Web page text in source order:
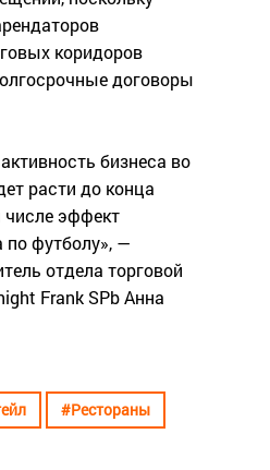
коридоров
договоры
бизнеса во
расти до конца
числе эффект
футболу», —
отдела торговой
Frank SPb Анна
#Рестораны